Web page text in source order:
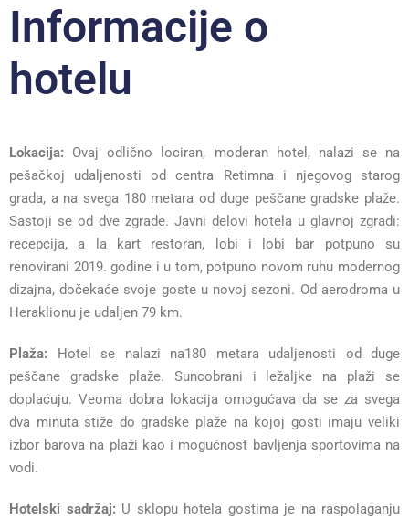
Informacije o
hotelu
Lokacija: Ovaj odlično lociran, moderan hotel, nalazi se na
pešačkoj udaljenosti od centra Retimna i njegovog starog
grada, a na svega 180 metara od duge peščane gradske plaže.
Sastoji se od dve zgrade. Javni delovi hotela u glavnoj zgradi:
recepcija, a la kart restoran, lobi i lobi bar potpuno su
renovirani 2019. godine i u tom, potpuno novom ruhu modernog
dizajna, dočekaće svoje goste u novoj sezoni. Od aerodroma u
Heraklionu je udaljen 79 km.
Plaža:
Hotel se nalazi na180 metara udaljenosti od duge
peščane gradske plaže. Suncobrani i ležaljke na plaži se
doplaćuju. Veoma dobra lokacija omogućava da se za svega
dva minuta stiže do gradske plaže na kojoj gosti imaju veliki
izbor barova na plaži kao i mogućnost bavljenja sportovima na
vodi.
Hotelski sadržaj: U sklopu hotela gostima je na raspolaganju